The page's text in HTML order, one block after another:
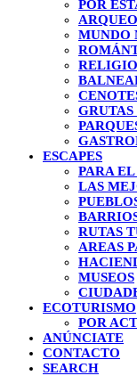
POR
MUNDO
GRUTAS
ESCAPES
PARA
LAS
RUTAS
AREAS
MUSEOS
ECOTURISMO
POR
ANÚNCIATE
CONTACTO
SEARCH